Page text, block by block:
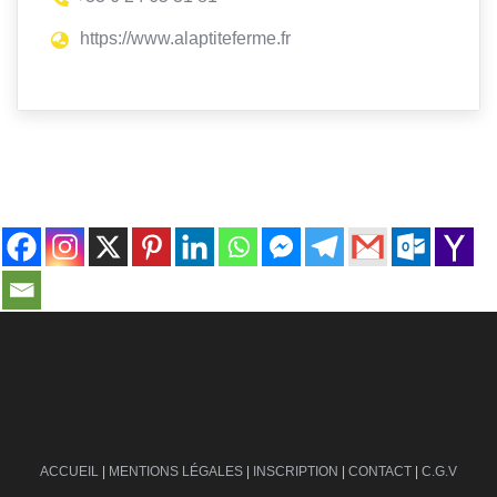
https://www.alaptiteferme.fr
ACCUEIL | MENTIONS LÉGALES | INSCRIPTION | CONTACT | C.G.V